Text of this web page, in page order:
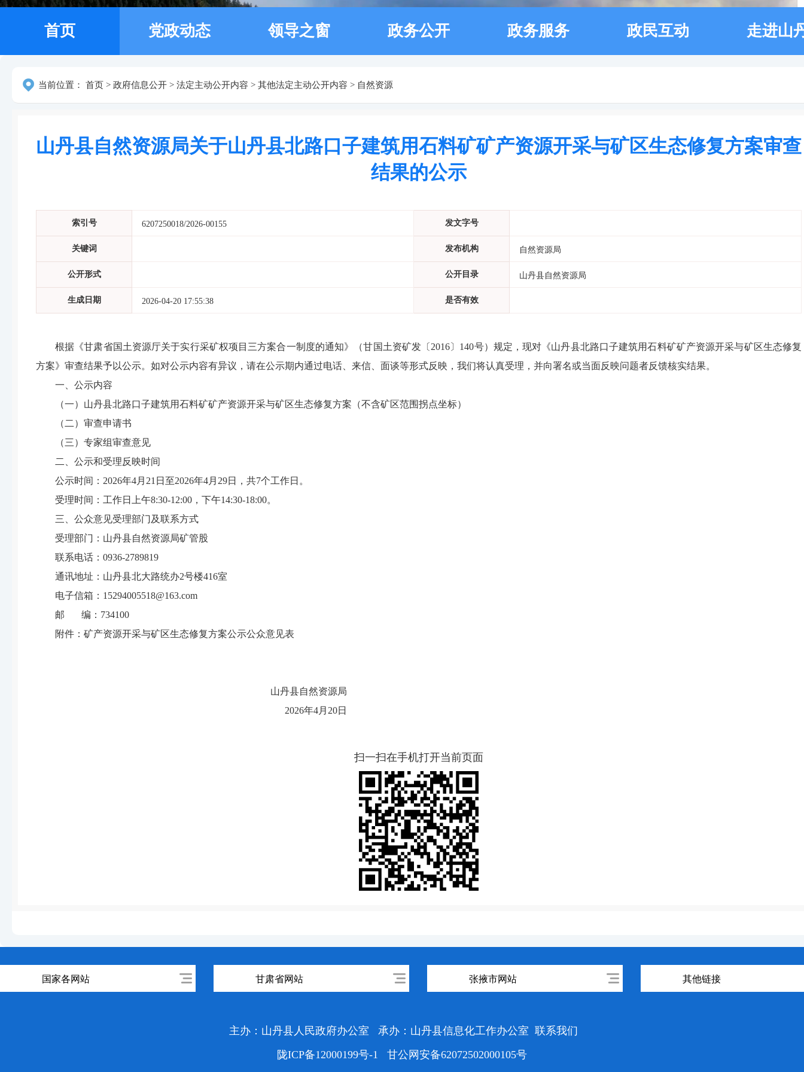
首页 党政动态 领导之窗 政务公开 政务服务 政民互动 走进山
当前位置： 首页 > 政府信息公开 > 法定主动公开内容 > 其他法定主动公开内容 > 自然资源
山丹县自然资源局关于山丹县北路口子建筑用石料矿矿产资源开采与矿区生态修复方案审查
结果的公示
索引号 6207250018/2026-00155 发文字号
关键词 发布机构 自然资源局
公开形式 公开目录 山丹县自然资源局
生成日期 2026-04-20 17:55:38 是否有效
根据《甘肃省国土资源厅关于实行采矿权项目三方案合一制度的通知》（甘国土资矿发〔 2016〕 140号）规定，现对 《山丹县北路口子建筑用石料矿矿产资源开采与矿区生态修复
方案》 审查结果予以公示。如对公示内容有异议，请在公示期内通过电话、来信、面谈等形式反映，我们将认真受理，并向署名或当面反映问题者反馈核实结果。
一、公示内容
（一） 山丹县北路口子建筑用石料矿矿产资源开采与矿区生态修复方案 （不含矿区范围拐点坐标）
（二） 审查申请书
（三） 专家组审查意见
二、公示和受理反映时间
公示时间： 2026年4月 21 日至2026年4月 29日，共7个工作日。
受理时间：工作日上午8:30-12:00 ，下午14:30-18:00。
三、公众意见受理部门及联系方式
受理部门： 山丹县自然资源局矿管股
联系电话： 0936-2789819
通讯地址： 山丹县北大路统办2号楼416室
电子信箱： 15294005518@163.com
邮
编： 734100
附件： 矿产资源开采与矿区生态修复方案公示公众意见表
山丹县自然资源局
2026年4月 20日
扫一扫在手机打开当前页面
国家各网站 甘肃省网站 张掖市网站 其他链接
主办：山丹县人民政府办公室 承办：山丹县信息化工作办公室 联系我们
陇ICP备12000199号-1
甘公网安备62072502000105号